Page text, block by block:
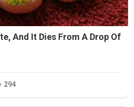
And It Dies From A Drop Of
294